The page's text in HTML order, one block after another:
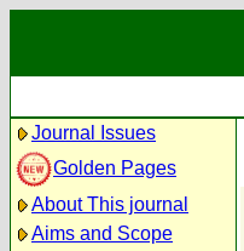
Journal Issues
Golden Pages
About This journal
Aims and Scope